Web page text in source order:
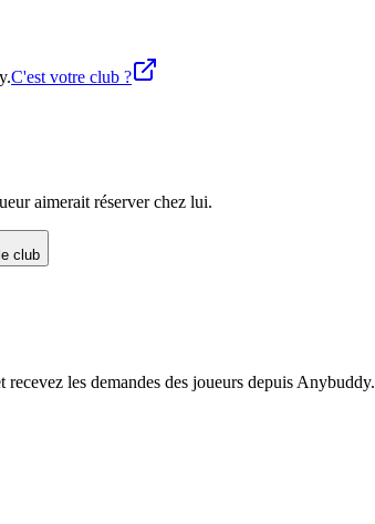
C'est votre club ?
aimerait réserver chez lui.
club
les demandes des joueurs depuis Anybuddy.